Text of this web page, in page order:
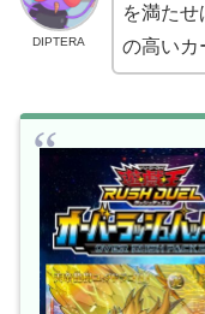
DIPTERA
を満た
の高いカ